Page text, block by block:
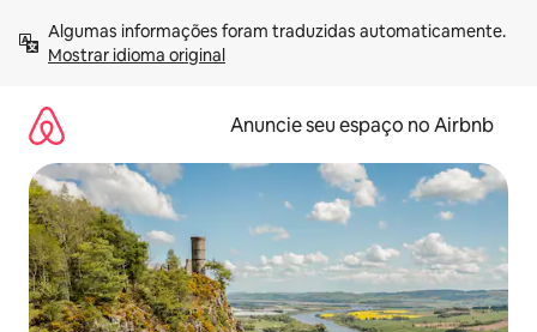
para
Mostrar idioma original
Anuncie seu espaço no Airbnb